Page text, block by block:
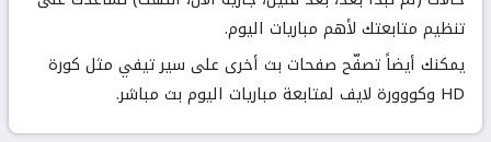
تنظيم متابعتك لأهم مباريات اليوم.
يمكنك أيضاً تصفّح صفحات بث أخرى على سير تيفي مثل كورة
HD وكووورة لايف لمتابعة مباريات اليوم بث مباشر.